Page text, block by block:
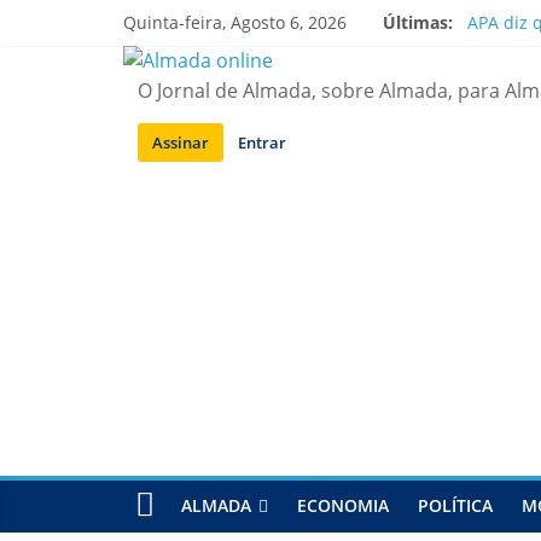
Quinta-feira, Agosto 6, 2026 Últimas:
APA diz
Ponte
O Jornal de Almada, sobre Almada, para
Assinar Entrar
ALMADA ECONOMIA POLÍTICA